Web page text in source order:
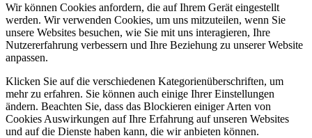
Wir können Cookies anfordern, die auf Ihrem Gerät eingestellt
werden. Wir verwenden Cookies, um uns mitzuteilen, wenn Sie
unsere Websites besuchen, wie Sie mit uns interagieren, Ihre
Nutzererfahrung verbessern und Ihre Beziehung zu unserer Website
anpassen.
Klicken Sie auf die verschiedenen Kategorienüberschriften, um
mehr zu erfahren. Sie können auch einige Ihrer Einstellungen
ändern. Beachten Sie, dass das Blockieren einiger Arten von
Cookies Auswirkungen auf Ihre Erfahrung auf unseren Websites
und auf die Dienste haben kann, die wir anbieten können.